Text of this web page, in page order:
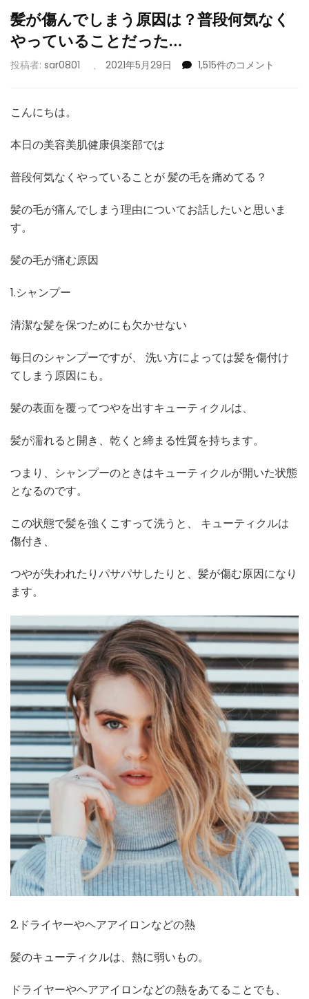
髪が傷んでしまう原因は？普段何気なく
やっていることだった…
投稿者: sar0801 、 2021年5月29日
髪
原
は？
い
だ
た…
の
1,515件のコメント
こんにちは。
本日の美容美肌健康俱楽部では
普段何気なくやっていることが 髪の毛を痛めてる？
髪の毛が痛んでしまう理由についてお話したいと思いま
す。
髪の毛が痛む原因
1.シャンプー
清潔な髪を保つためにも欠かせない
毎日のシャンプーですが、 洗い方によっては髪を傷付け
てしまう原因にも。
髪の表面を覆ってつやを出すキューティクルは、
髪が濡れると開き、乾くと締まる性質を持ちます。
つまり、シャンプーのときはキューティクルが開いた状態
となるのです。
この状態で髪を強くこすって洗うと、 キューティクルは
傷付き、
つやが失われたりパサパサしたりと、髪が傷む原因になり
ます。
2.ドライヤーやヘアアイロンなどの熱
髪のキューティクルは、熱に弱いもの。
ドライヤーやヘアアイロンなどの熱をあてることでも、